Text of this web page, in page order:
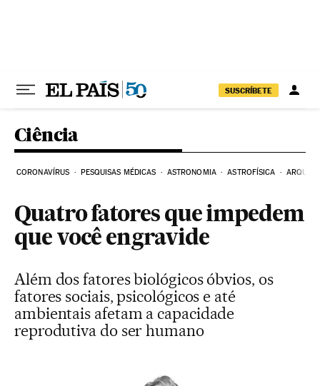
SUSCRÍBETE
Ciência
CORONAVÍRUS PESQUISAS MÉDICAS ASTRONOMIA ASTROFÍSICA
Quatro fatores que impedem
que você engravide
Além dos fatores biológicos óbvios, os
fatores sociais, psicológicos e até
ambientais afetam a capacidade
reprodutiva do ser humano